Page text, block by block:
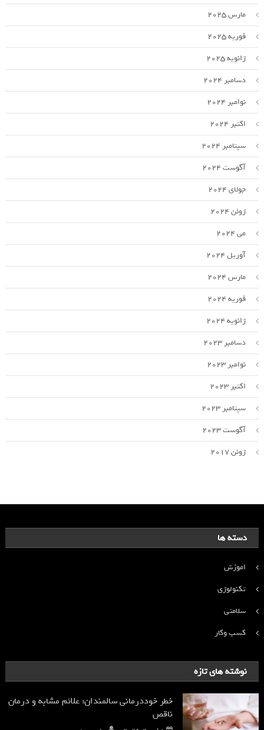
مارس 2025
فوریه 2025
ژانویه 2025
دسامبر 2024
نوامبر 2024
اکتبر 2024
سپتامبر 2024
آگوست 2024
جولای 2024
ژوئن 2024
می 2024
آوریل 2024
مارس 2024
فوریه 2024
ژانویه 2024
دسامبر 2023
نوامبر 2023
اکتبر 2023
سپتامبر 2023
آگوست 2023
ژوئن 2017
دسته ها
اموزش
تکنولوژی
سلامتی
کسب وکار
نوشته های تازه
خطر خوددرمانی سالمندان: علائم مشابه و درمان
ناقص